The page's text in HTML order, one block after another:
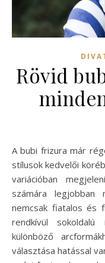
Rövid
A bubi frizura már régóta népszerű választás a különböző
stílusok kedvelői
variációban
számára
nemcsak fiatalos és
rendkívül
különböző
választása hatással